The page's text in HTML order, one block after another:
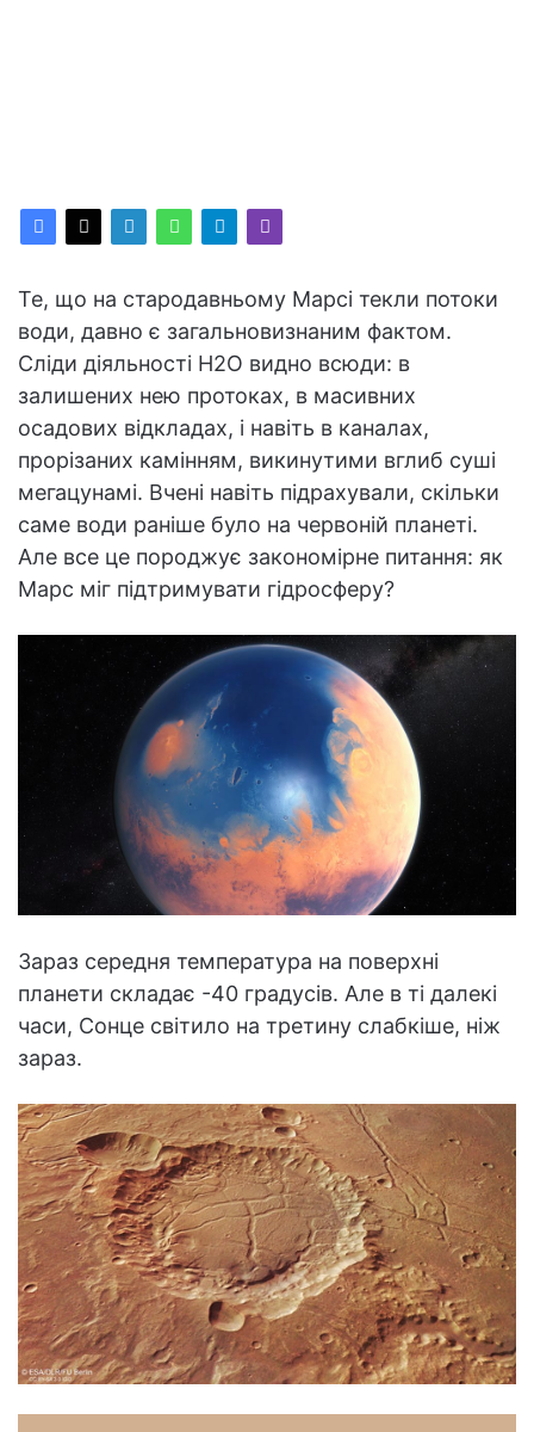
Те, що на стародавньому Марсі текли потоки
води, давно є загальновизнаним фактом.
Сліди діяльності H2O видно всюди: в
залишених нею протоках, в масивних
осадових відкладах, і навіть в каналах,
прорізаних камінням, викинутими вглиб суші
мегацунамі. Вчені навіть підрахували, скільки
саме води раніше було на червоній планеті.
Але все це породжує закономірне питання: як
Марс міг підтримувати гідросферу?
Зараз середня температура на поверхні
планети складає -40 градусів. Але в ті далекі
часи, Сонце світило на третину слабкіше, ніж
зараз.